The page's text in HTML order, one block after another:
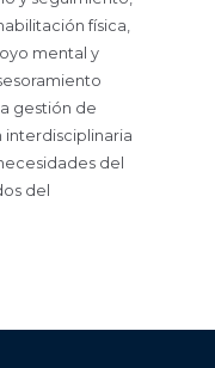
física,
mental y
gestión de
del
del